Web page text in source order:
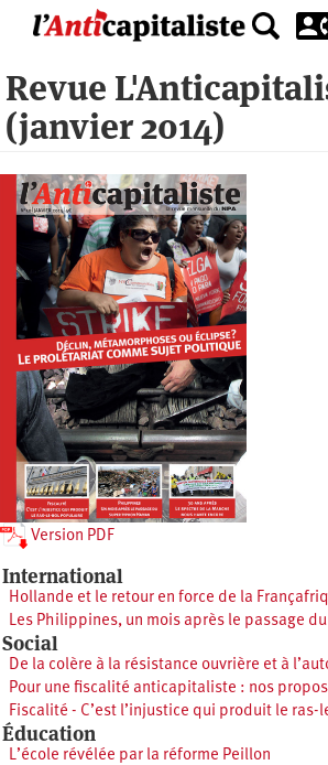
principal
Revue
(janvier 2014)
Version PDF
International
Hollande et le retour en force de la
Les Philippines, un mois après le passage
Social
De la colère à la résistance ouvrière et à
Pour une fiscalité anticapitaliste : nos
Fiscalité - C’est l’injustice qui produit le
Éducation
L’école révélée par la réforme Peillon